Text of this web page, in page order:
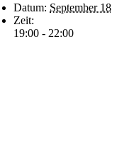
Datum: September 18
Zeit:
19:00 - 22:00